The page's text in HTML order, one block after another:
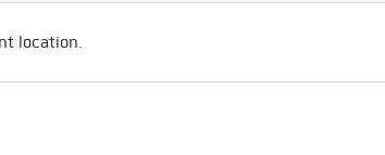
location.